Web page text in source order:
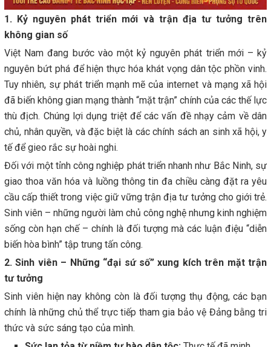
1. Kỷ nguyên phát triển mới và trận địa tư tưởng trên
không gian số
Việt Nam đang bước vào một kỷ nguyên phát triển mới – kỷ
nguyên bứt phá để hiện thực hóa khát vọng dân tộc phồn vinh.
Tuy nhiên, sự phát triển mạnh mẽ của internet và mạng xã hội
đã biến không gian mạng thành “mặt trận” chính của các thế lực
thù địch. Chúng lợi dụng triệt để các vấn đề nhạy cảm về dân
chủ, nhân quyền, và đặc biệt là các chính sách an sinh xã hội, y
tế để gieo rắc sự hoài nghi.
Đối với một tỉnh công nghiệp phát triển nhanh như Bắc Ninh, sự
giao thoa văn hóa và luồng thông tin đa chiều càng đặt ra yêu
cầu cấp thiết trong việc giữ vững trận địa tư tưởng cho giới trẻ.
Sinh viên – những người làm chủ công nghệ nhưng kinh nghiệm
sống còn hạn chế – chính là đối tượng mà các luận điệu “diễn
biến hòa bình” tập trung tấn công.
2. Sinh viên – Những “đại sứ số” xung kích trên mặt trận
tư tưởng
Sinh viên hiện nay không còn là đối tượng thụ động, các bạn
chính là những chủ thể trực tiếp tham gia bảo vệ Đảng bằng tri
thức và sức sáng tạo của mình.